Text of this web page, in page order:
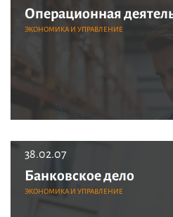
Операционная
ЭКОНОМИКА И УПРАВЛЕНИЕ
38.02.07
Банковское дело
ЭКОНОМИКА И УПРАВЛЕНИЕ